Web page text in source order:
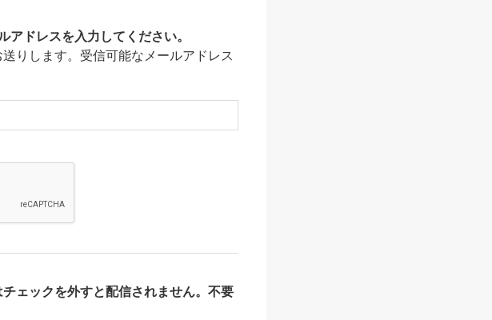
ドレスを入力してください。
りします。受信可能なメールアドレス
ェックを外すと配信されません。不要